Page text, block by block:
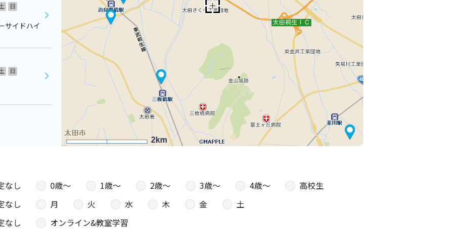
2km
日
サイドハイ
日
なし 0歳〜 1歳〜 2歳〜 3歳〜 4歳〜
高校生
なし 月 火 水 木 金
土
なし オンライン&教室学習